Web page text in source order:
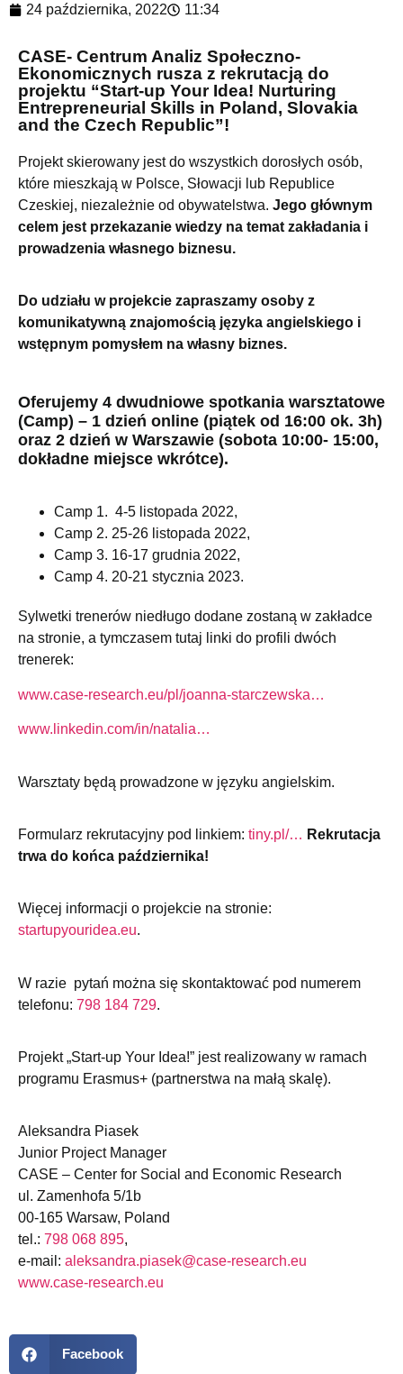
24 października, 2022 11:34
CASE- Centrum Analiz Społeczno-
Ekonomicznych rusza z rekrutacją do
projektu “Start-up Your Idea! Nurturing
Entrepreneurial Skills in Poland, Slovakia
and the Czech Republic”!
Projekt skierowany jest do wszystkich dorosłych osób,
które mieszkają w Polsce, Słowacji lub Republice
Czeskiej, niezależnie od obywatelstwa. Jego głównym
celem jest przekazanie wiedzy na temat zakładania i
prowadzenia własnego biznesu.
Do udziału w projekcie zapraszamy osoby z
komunikatywną znajomością języka angielskiego i
wstępnym pomysłem na własny biznes.
Oferujemy 4 dwudniowe spotkania warsztatowe
(Camp) – 1 dzień online (piątek od 16:00 ok. 3h)
oraz 2 dzień w Warszawie (sobota 10:00- 15:00,
dokładne miejsce wkrótce).
Camp 1. 4-5 listopada 2022,
Camp 2. 25-26 listopada 2022,
Camp 3. 16-17 grudnia 2022,
Camp 4. 20-21 stycznia 2023.
Sylwetki trenerów niedługo dodane zostaną w zakładce
na stronie, a tymczasem tutaj linki do profili dwóch
trenerek:
www.case-research.eu/pl/joanna-starczewska…
www.linkedin.com/in/natalia…
Warsztaty będą prowadzone w języku angielskim.
Formularz rekrutacyjny pod linkiem: tiny.pl/… Rekrutacja
trwa do końca października!
Więcej informacji o projekcie na stronie:
startupyouridea.eu.
W razie pytań można się skontaktować pod numerem
telefonu: 798 184 729.
Projekt „Start-up Your Idea!” jest realizowany w ramach
programu Erasmus+ (partnerstwa na małą skalę).
Aleksandra Piasek
Junior Project Manager
CASE – Center for Social and Economic Research
ul. Zamenhofa 5/1b
00-165 Warsaw, Poland
tel.: 798 068 895,
e-mail: aleksandra.piasek@case-research.eu
www.case-research.eu
Facebook